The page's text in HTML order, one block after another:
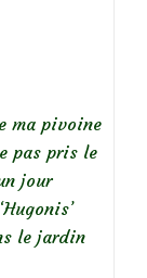
ma pivoine
pas pris le
jour
le jardin